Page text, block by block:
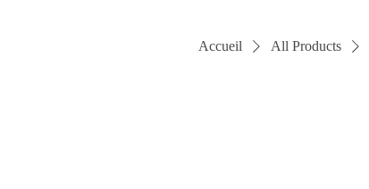
Accueil All Products